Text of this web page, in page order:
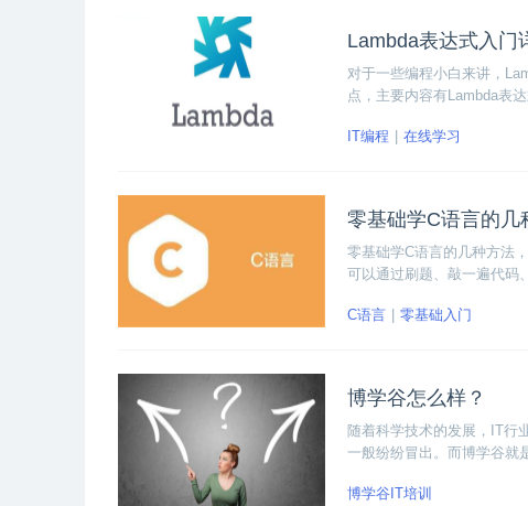
Lambda表达式入门
对于一些编程小白来讲，
点，主要内容有Lambda表
IT编程 在线学习
零基础学C语言的几
零基础学C语言的几种方法
可以通过刷题、敲一遍代码
C语言 零基础入门
博学谷怎么样？
随着科学技术的发展，IT行
一般纷纷冒出。而博学谷就
博学谷IT培训